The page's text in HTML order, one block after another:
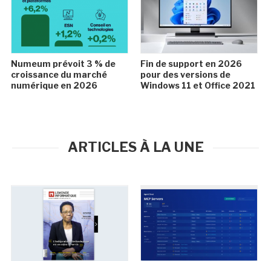
Numeum prévoit 3 % de
croissance du marché
numérique en 2026
Fin de support en 2026
pour des versions de
Windows 11 et Office 2021
ARTICLES À LA UNE